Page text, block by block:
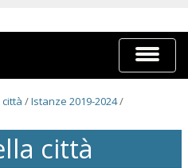
Espandi
barra
di
/Istanze 2019-2024/
città